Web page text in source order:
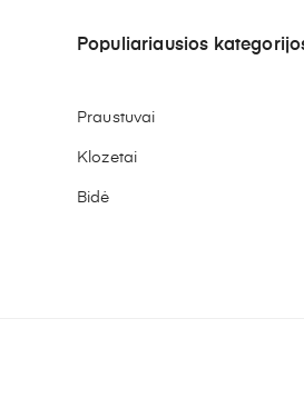
Populiariausios
Praustuvai
Klozetai
Bidė